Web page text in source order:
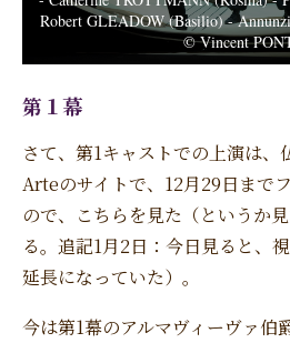
Robert GLEADOW (Basilio) -
© Vincent
第１幕
さて、第1キャストでの上演は、
Arteのサイトで、12月29日まで
ので、こちらを見た（というか
る。追記1月2日：今日見ると、
延長になっていた）。
今は第1幕のアルマヴィーヴァ伯